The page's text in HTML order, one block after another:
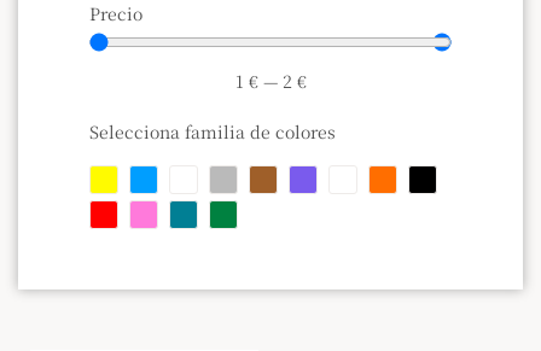
Precio
1 €— 2€
Selecciona familia de colores